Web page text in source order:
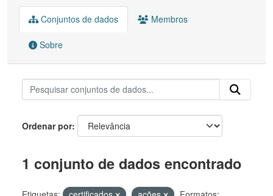
Conjuntos de dados Membros
Sobre
Ordenar por
1 conjunto de dados encontrado